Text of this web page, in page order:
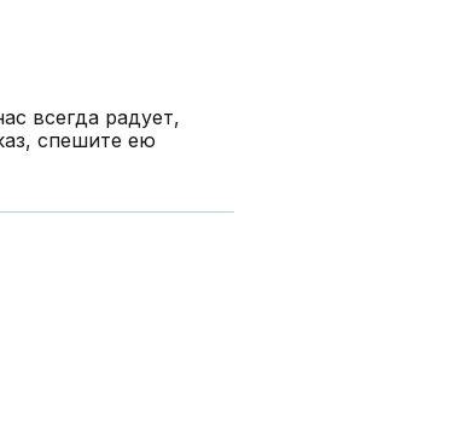
всегда радует,
спешите ею